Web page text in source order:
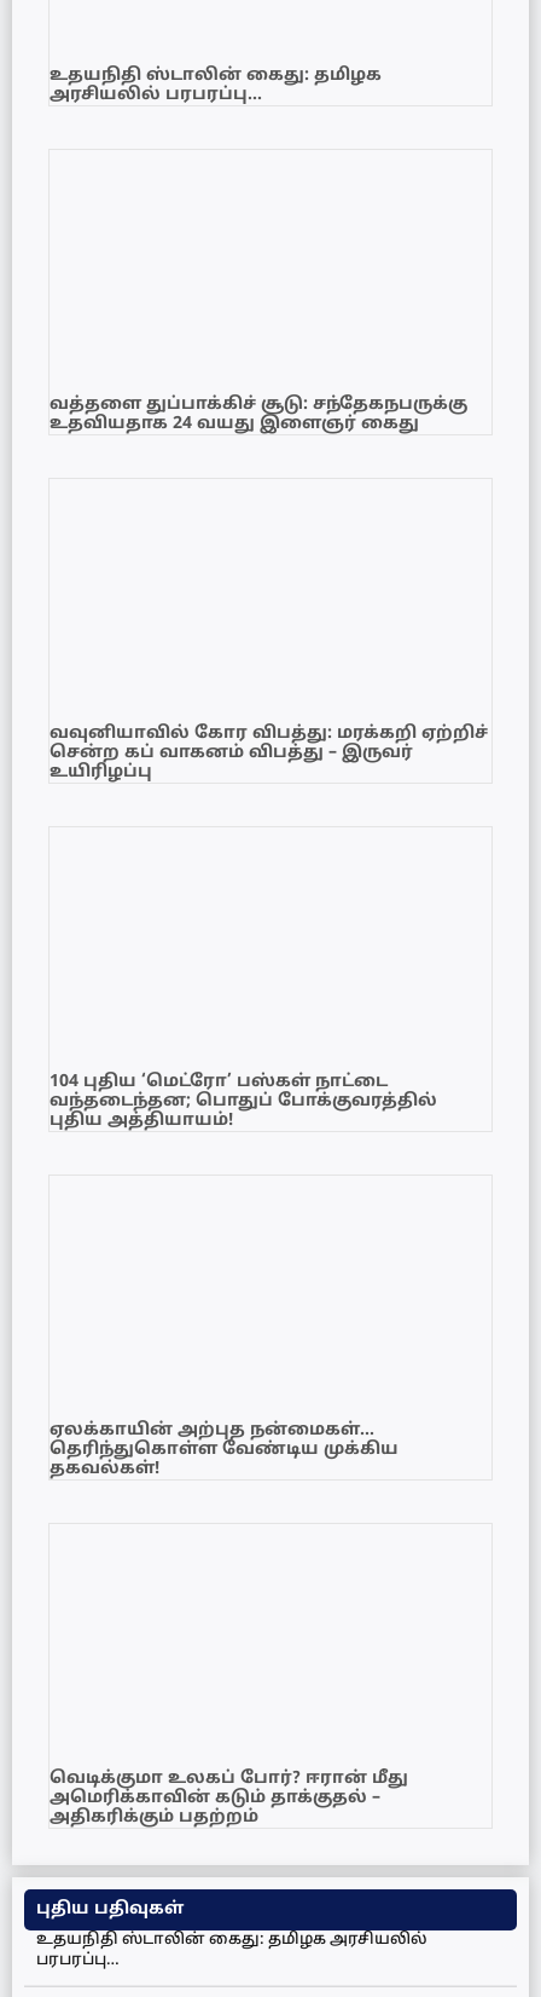
உதயநிதி ஸ்டாலின் கைது: தமிழக
அரசியலில் பரபரப்பு…
வத்தளை துப்பாக்கிச் சூடு: சந்தேகநபருக்கு
உதவியதாக 24 வயது இளைஞர் கைது
வவுனியாவில் கோர விபத்து: மரக்கறி ஏற்றிச்
சென்ற கப் வாகனம் விபத்து – இருவர்
உயிரிழப்பு
104 புதிய ‘மெட்ரோ’ பஸ்கள் நாட்டை
வந்தடைந்தன; பொதுப் போக்குவரத்தில்
புதிய அத்தியாயம்!
ஏலக்காயின் அற்புத நன்மைகள்…
தெரிந்துகொள்ள வேண்டிய முக்கிய
தகவல்கள்!
வெடிக்குமா உலகப் போர்? ஈரான் மீது
அமெரிக்காவின் கடும் தாக்குதல் –
அதிகரிக்கும் பதற்றம்
புதிய பதிவுகள்
உதயநிதி ஸ்டாலின் கைது: தமிழக அரசியலில்
பரபரப்பு…